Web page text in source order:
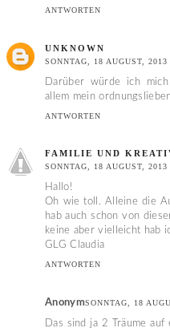
ANTWORTEN
UNKNOWN
SONNTAG, 18 AUGUST, 2013
Darüber würde ich
allem mein
ANTWORTEN
FAMILIE UND
SONNTAG, 18 AUGUST, 2013
Hallo!
Oh wie toll. Alleine die
hab auch schon von
keine aber vielleicht hab
GLG Claudia
ANTWORTEN
AnonymSONNTAG, 18
Das sind ja 2 Träume auf